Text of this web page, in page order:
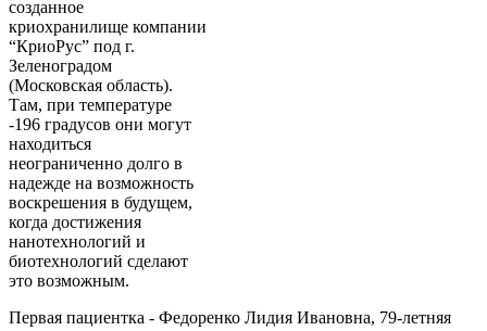
созданное
криохранилище компании
“КриоРус” под г.
Зеленоградом
(Московская область).
Там, при температуре
-196 градусов они могут
находиться
неограниченно долго в
надежде на возможность
воскрешения в будущем,
когда достижения
нанотехнологий и
биотехнологий сделают
это возможным.
Первая пациентка - Федоренко Лидия Ивановна, 79-летняя